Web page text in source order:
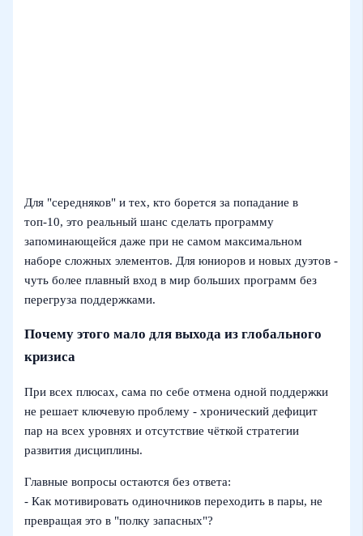
Для "середняков" и тех, кто борется за попадание в
топ‑10, это реальный шанс сделать программу
запоминающейся даже при не самом максимальном
наборе сложных элементов. Для юниоров и новых дуэтов -
чуть более плавный вход в мир больших программ без
перегруза поддержками.
Почему этого мало для выхода из глобального
кризиса
При всех плюсах, сама по себе отмена одной поддержки
не решает ключевую проблему - хронический дефицит
пар на всех уровнях и отсутствие чёткой стратегии
развития дисциплины.
Главные вопросы остаются без ответа:
- Как мотивировать одиночников переходить в пары, не
превращая это в "полку запасных"?